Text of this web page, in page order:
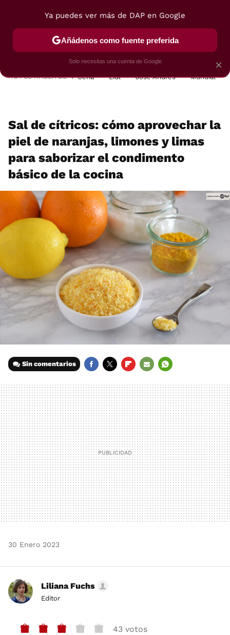
POSTRES VIAJES SELECCIÓN VEGUI
HOY SE HABLA DE Cena Lidl José Andrés Mundial
Sal de cítricos: cómo aprovechar la
piel de naranjas, limones y limas
para saborizar el condimento
básico de la cocina
Sin comentarios
MAIL
30 Enero 2023
Liliana Fuchs
Editor
43 votos
×
Ya puedes ver más de DAP en Google
Añádenos como fuente preferida
Solo necesitas una cuenta de Google